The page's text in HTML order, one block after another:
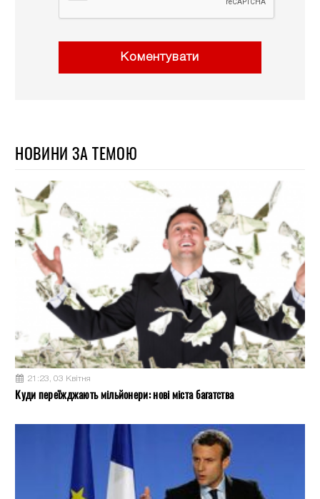
Коментувати
НОВИНИ ЗА ТЕМОЮ
21:23, 03 Квітня
Куди переїжджають мільйонери: нові міста багатства